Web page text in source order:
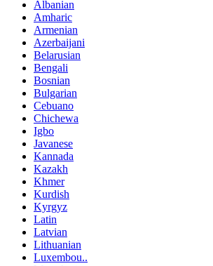
Albanian
Amharic
Armenian
Azerbaijani
Belarusian
Bengali
Bosnian
Bulgarian
Cebuano
Chichewa
Igbo
Javanese
Kannada
Kazakh
Khmer
Kurdish
Kyrgyz
Latin
Latvian
Lithuanian
Luxembou..